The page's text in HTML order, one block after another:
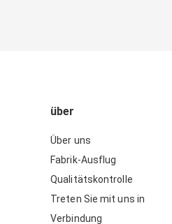
über
Über uns
Fabrik-Ausflug
Qualitätskontrolle
Treten Sie mit uns in
Verbindung